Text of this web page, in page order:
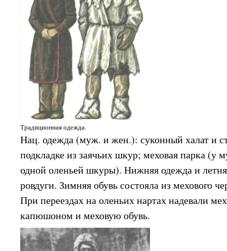
Традиционная одежда.
Нац. одежда (муж. и жен.): суконный халат и
подкладке из заячьих шкур; меховая парка (у
одной оленьей шкуры). Нижняя одежда и
ровдуги. Зимняя обувь состояла из мехового
При переездах на оленьих нартах надевали
капюшоном и меховую обувь.